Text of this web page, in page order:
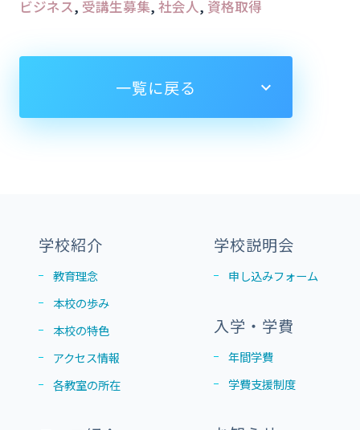
ビジネス, 受講生募集, 社会人, 資格取得
一覧に戻る
学校紹介
教育理念
本校の歩み
本校の特色
アクセス情報
各教室の所在
学校説明会
申し込みフォーム
入学・学費
年間学費
学費支援制度